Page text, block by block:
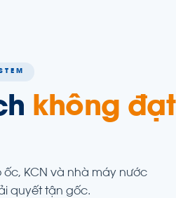
không đạt
KCN và nhà máy nước
quyết tận gốc.